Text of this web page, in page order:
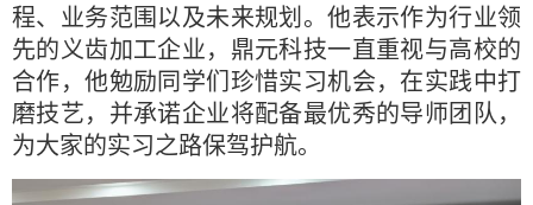
程、业务范围以及未来规划。他表示作为行业领
先的义齿加工企业，鼎元科技一直重视与高校的
合作，他勉励同学们珍惜实习机会，在实践中打
磨技艺，并承诺企业将配备最优秀的导师团队，
为大家的实习之路保驾护航。